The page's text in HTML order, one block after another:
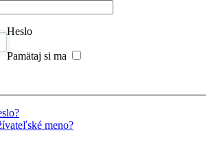
Heslo
Pamätaj si ma
meno?